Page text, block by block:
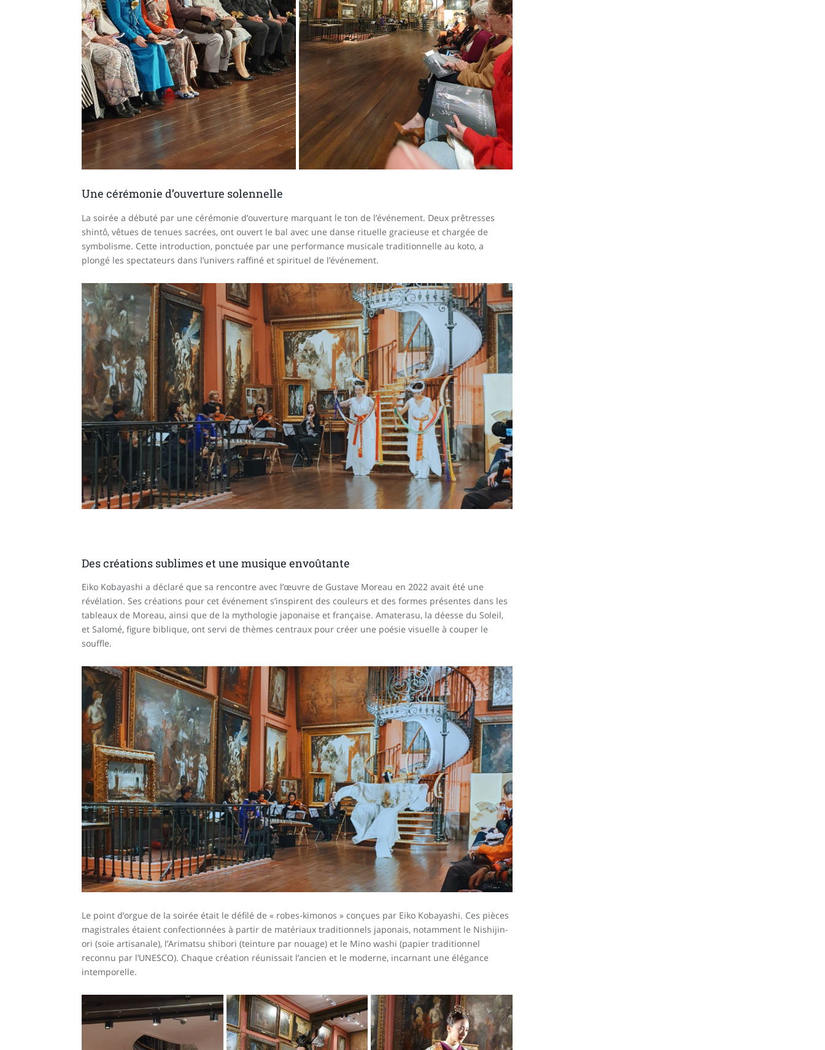
Une cérémonie d’ouverture solennelle
La soirée a débuté par une cérémonie d’ouverture marquant le ton de l’événement. Deux prêtresses
shintô, vêtues de tenues sacrées, ont ouvert le bal avec une danse rituelle gracieuse et chargée de
symbolisme. Cette introduction, ponctuée par une performance musicale traditionnelle au koto, a
plongé les spectateurs dans l’univers raffiné et spirituel de l’événement.
Des créations sublimes et une musique envoûtante
Eiko Kobayashi a déclaré que sa rencontre avec l’œuvre de Gustave Moreau en 2022 avait été une
révélation. Ses créations pour cet événement s’inspirent des couleurs et des formes présentes dans les
tableaux de Moreau, ainsi que de la mythologie japonaise et française. Amaterasu, la déesse du Soleil,
et Salomé, figure biblique, ont servi de thèmes centraux pour créer une poésie visuelle à couper le
souffle.
Le point d’orgue de la soirée était le défilé de « robes-kimonos » conçues par Eiko Kobayashi. Ces pièces
magistrales étaient confectionnées à partir de matériaux traditionnels japonais, notamment le Nishijin-
ori (soie artisanale), l’Arimatsu shibori (teinture par nouage) et le Mino washi (papier traditionnel
reconnu par l’UNESCO). Chaque création réunissait l’ancien et le moderne, incarnant une élégance
intemporelle.